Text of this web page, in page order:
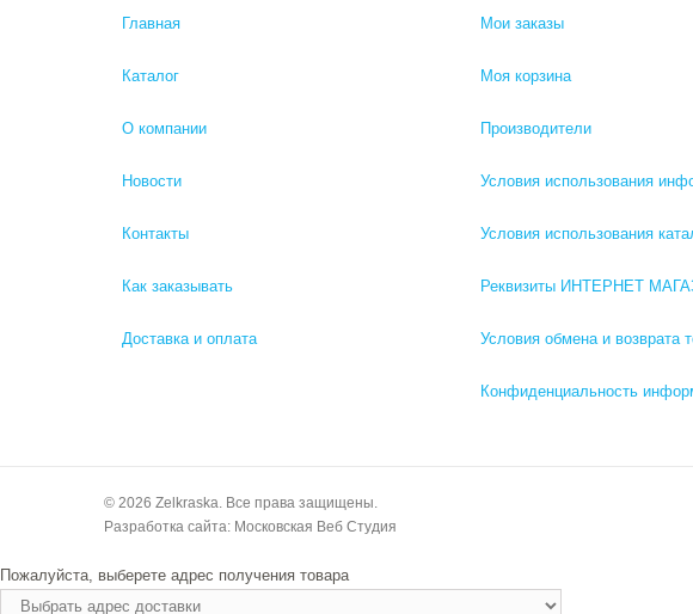
Главная
Каталог
О компании
Новости
Контакты
Как заказывать
Доставка и оплата
Мои заказы
Моя корзина
Производители
Условия использования
Условия использования
Реквизиты ИНТЕРНЕТ
Условия обмена и возврата
Конфиденциальность
© 2026 Zelkraska. Все права защищены.
Разработка сайта: Московская Веб Студия
Пожалуйста, выберете адрес получения товара